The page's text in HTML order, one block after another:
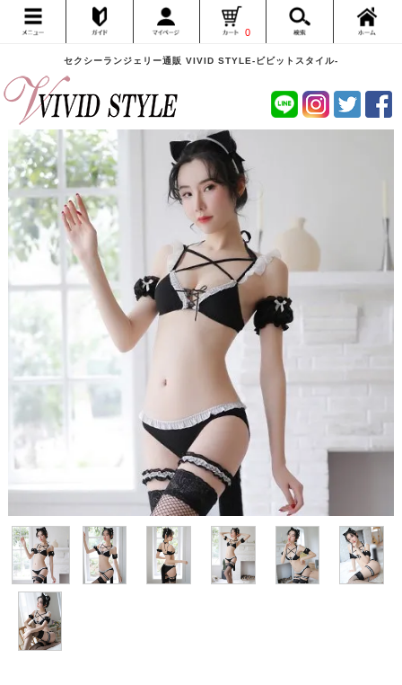
セクシーランジェリー通販 VIVID STYLE-ビビットスタイル-
0